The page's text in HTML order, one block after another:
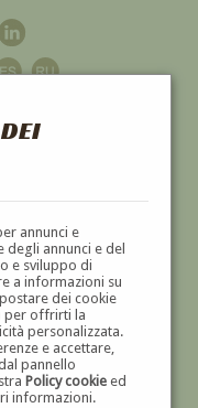
annunci e
degli annunci e del
e sviluppo di
a informazioni su
dei cookie
per offrirti la
personalizzata.
e accettare,
pannello
Policy cookieed
informazioni.
E '900